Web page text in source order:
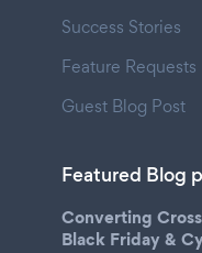
Success Stories
Feature Requests
Guest Blog Post
Featured Blog
Converting
Black Friday &